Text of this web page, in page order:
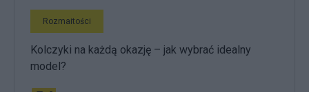
Rozmaitości
Kolczyki na każdą okazję – jak wybrać idealny
model?